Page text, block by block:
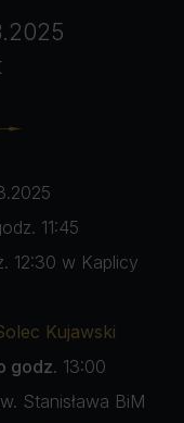
11:45
12:30 w Kaplicy
Kujawski
godz. 13:00
Stanisława BiM